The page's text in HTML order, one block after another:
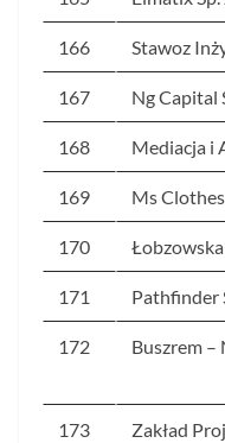
166 Stawoz
167 Ng Capital
168 Mediacja i
169 Ms Clothes
170 Łobzowska
171 Pathfinder
172 Buszrem –
173
Zakład